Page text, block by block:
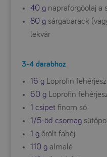
40 gnapraforgóolaj a
80 gsárgabarack
lekvár
3-4 darabhoz
16 gLoprofin
60 gLoprofin
1 csipet finom só
1/5-öd csomag
1 gőrölt fahéj
110 galmalé